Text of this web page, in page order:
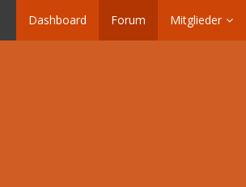
Dashboard Forum Mitglieder